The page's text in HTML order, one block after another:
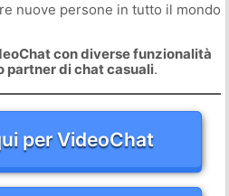
nuove persone in tutto il mondo
con diverse funzionalità
partner di chat casuali.
per VideoChat